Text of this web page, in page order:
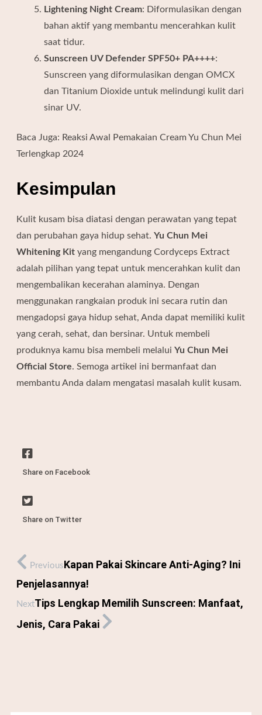
Lightening Night Cream: Diformulasikan dengan
bahan aktif yang membantu mencerahkan kulit
saat tidur.
Sunscreen UV Defender SPF50+ PA++++:
Sunscreen yang diformulasikan dengan OMCX
dan Titanium Dioxide untuk melindungi kulit dari
sinar UV.
Baca Juga: Reaksi Awal Pemakaian Cream Yu Chun Mei
Terlengkap 2024
Kesimpulan
Kulit kusam bisa diatasi dengan perawatan yang tepat
dan perubahan gaya hidup sehat.Yu Chun Mei
Whitening Kit yang mengandung Cordyceps Extract
adalah pilihan yang tepat untuk mencerahkan kulit dan
mengembalikan kecerahan alaminya. Dengan
menggunakan rangkaian produk ini secara rutin dan
mengadopsi gaya hidup sehat, Anda dapat memiliki kulit
yang cerah, sehat, dan bersinar. Untuk membeli
produknya kamu bisa membeli melaluiYu Chun Mei
Official Store. Semoga artikel ini bermanfaat dan
membantu Anda dalam mengatasi masalah kulit kusam.
Share on Facebook
Share on Twitter
PreviousKapan Pakai Skincare Anti-Aging? Ini
Penjelasannya!
NextTips Lengkap Memilih Sunscreen: Manfaat,
Jenis, Cara Pakai